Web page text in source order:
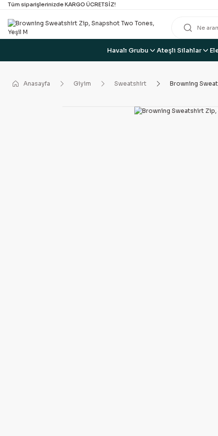
Tüm siparişlerinizde KARGO ÜCRETSİZ!
Havalı Grubu Ateşli Silahlar
Anasayfa Giyim Sweatshirt Browning